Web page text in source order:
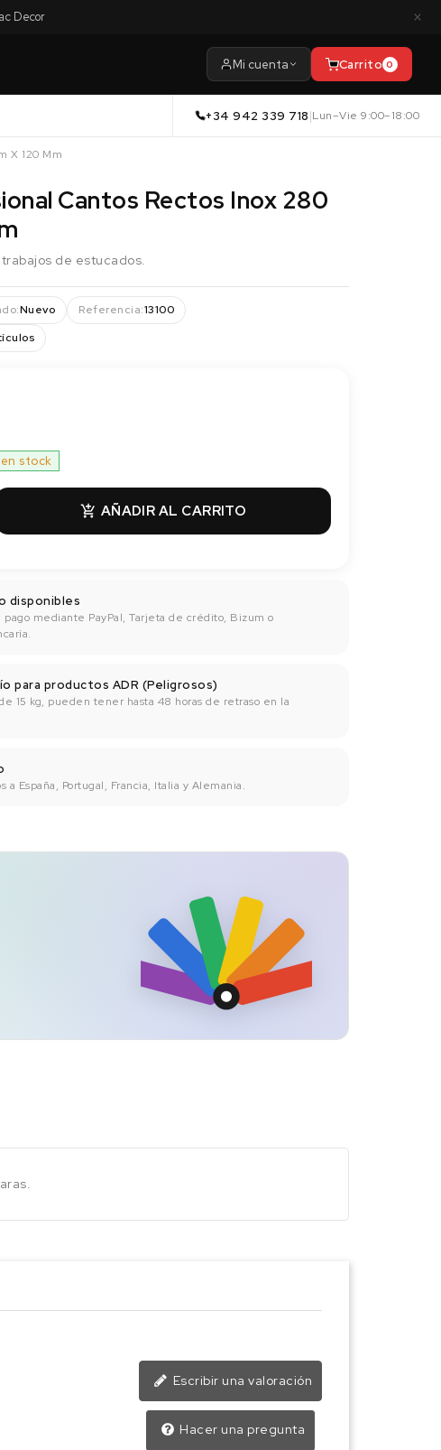
Decor ×
Mi cuenta Carrito 0
+34 942 339 718|Lun–Vie 9:00–18:00
X 120 Mm
Cantos Rectos Inox 280
de estucados.
Nuevo Referencia:13100
 AÑADIR AL CARRITO
stock
disponibles
mediante PayPal, Tarjeta de crédito, Bizum o
para productos ADR (Peligrosos)
15 kg, pueden tener hasta 48 horas de retraso en la
a España, Portugal, Francia, Italia y Alemania.
Escribir una valoración
Hacer una pregunta